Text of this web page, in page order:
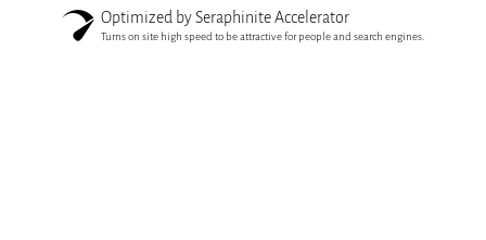
Optimized by Seraphinite Accelerator
Turns on site high speed to be attractive for people and search engines.